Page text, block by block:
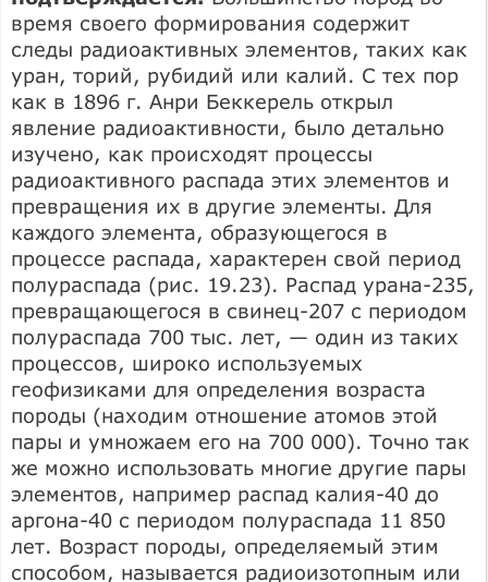
время своего формирования содержит
следы радиоактивных элементов, таких как
уран, торий, рубидий или калий. С тех пор
как в 1896 г. Анри Беккерель открыл
явление радиоактивности, было детально
изучено, как происходят процессы
радиоактивного распада этих элементов и
превращения их в другие элементы. Для
каждого элемента, образующегося в
процессе распада, характерен свой период
полураспада (рис. 19.23). Распад урана-235,
превращающегося в свинец-207 с периодом
полураспада 700 тыс. лет, — один из таких
процессов, широко используемых
геофизиками для определения возраста
породы (находим отношение атомов этой
пары и умножаем его на 700 000). Точно так
же можно использовать многие другие пары
элементов, например распад калия-40 до
аргона-40 с периодом полураспада 11 850
лет. Возраст породы, определяемый этим
способом, называется радиоизотопным или